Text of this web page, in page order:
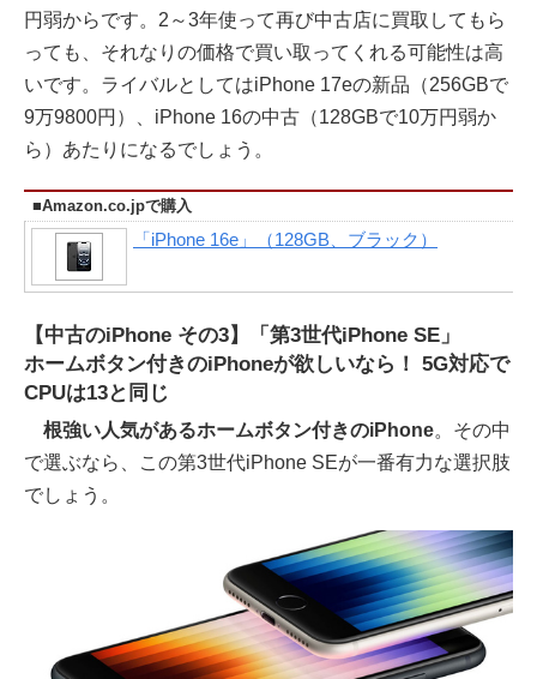
円弱からです。2～3年使って再び中古店に買取してもら
っても、それなりの価格で買い取ってくれる可能性は高
いです。ライバルとしてはiPhone 17eの新品（256GBで
9万9800円）、iPhone 16の中古（128GBで10万円弱か
ら）あたりになるでしょう。
■Amazon.co.jpで購入
「iPhone 16e」（128GB、ブラック）
【中古のiPhone その3】「第3世代iPhone SE」
ホームボタン付きのiPhoneが欲しいなら！ 5G対応で
CPUは13と同じ
根強い人気があるホームボタン付きのiPhone。その中
で選ぶなら、この第3世代iPhone SEが一番有力な選択肢
でしょう。